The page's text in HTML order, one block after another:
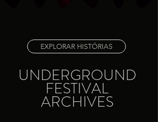
EXPLORAR HISTÓRIAS
UNDERGROUND
FESTIVAL
ARCHIVES